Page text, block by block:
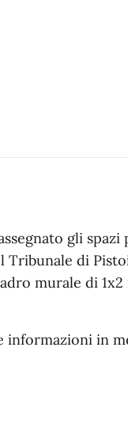
gli spazi
di
murale di
informazioni in